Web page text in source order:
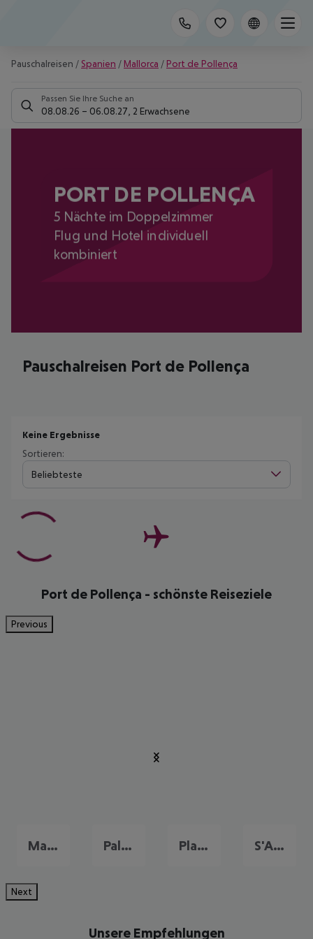
Pauschalreisen / Spanien / Mallorca / Port de Pollença
Passen Sie Ihre Suche an
08.08.26 – 06.08.27 2 Erwachsene
PORT DE POLLENÇA
5 Nächte im Doppelzimmer
Flug und Hotel individuell
kombiniert
Pauschalreisen Port de Pollença
Keine Ergebnisse
Sortieren:
Beliebteste
Port de Pollença - schönste Reiseziele
Previous
Magalluf Palma Nova Playa de Palma S'Arenal
Next
Unsere Empfehlungen